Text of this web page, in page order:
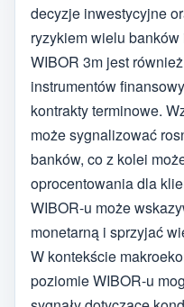
decyzje inwestycyjne
ryzykiem wielu
WIBOR 3m jest
instrumentów
kontrakty terminowe.
może sygnalizować
banków, co z kolei
oprocentowania dla
WIBOR-u może
monetarną i sprzyjać
W kontekście
poziomie WIBOR-u